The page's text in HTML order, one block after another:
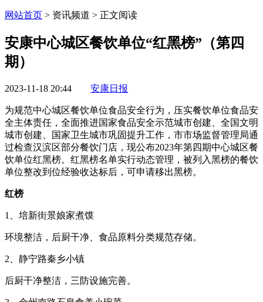
网站首页 > 资讯频道 > 正文阅读
安康中心城区餐饮单位“红黑榜”（第四
期）
2023-11-18 20:44 安康日报
为规范中心城区餐饮单位食品安全行为，压实餐饮单位食品安
全主体责任，全面推进国家食品安全示范城市创建、全国文明
城市创建、国家卫生城市巩固提升工作，市市场监督管理局通
过检查汉滨区部分餐饮门店，现公布2023年第四期中心城区餐
饮单位红黑榜。红黑榜名单实行动态管理，被列入黑榜的餐饮
单位整改到位经验收达标后，可申请移出黑榜。
红榜
1、培新街景娘家煮馍
环境整洁，后厨干净、食品原料分类规范存储。
2、静宁路秦乡小镇
后厨干净整洁，三防设施完善。